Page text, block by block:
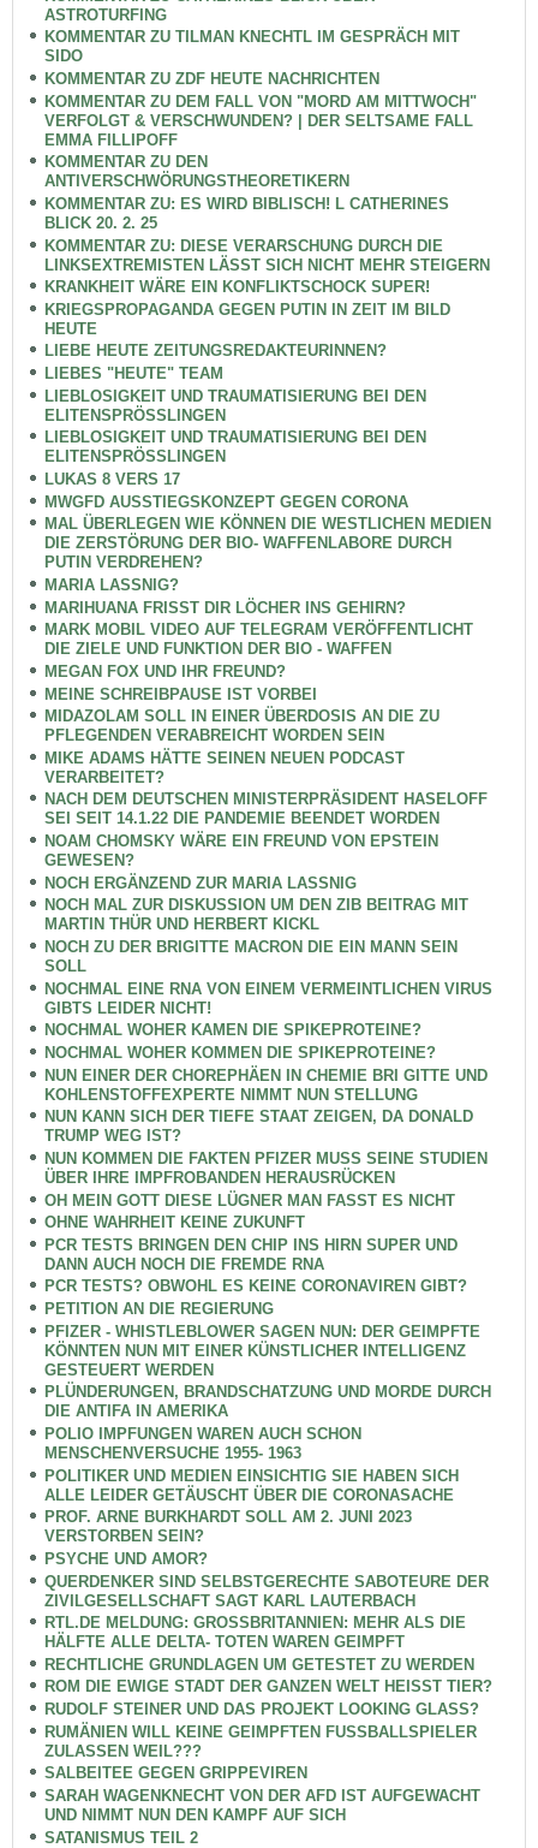
ASTROTURFING
KOMMENTAR ZU TILMAN KNECHTL IM GESPRÄCH MIT
SIDO
KOMMENTAR ZU ZDF HEUTE NACHRICHTEN
KOMMENTAR ZU DEM FALL VON "MORD AM MITTWOCH"
VERFOLGT & VERSCHWUNDEN? | DER SELTSAME FALL
EMMA FILLIPOFF
KOMMENTAR ZU DEN
ANTIVERSCHWÖRUNGSTHEORETIKERN
KOMMENTAR ZU: ES WIRD BIBLISCH! L CATHERINES
BLICK 20. 2. 25
KOMMENTAR ZU: DIESE VERARSCHUNG DURCH DIE
LINKSEXTREMISTEN LÄSST SICH NICHT MEHR STEIGERN
KRANKHEIT WÄRE EIN KONFLIKTSCHOCK SUPER!
KRIEGSPROPAGANDA GEGEN PUTIN IN ZEIT IM BILD
HEUTE
LIEBE HEUTE ZEITUNGSREDAKTEURINNEN?
LIEBES "HEUTE" TEAM
LIEBLOSIGKEIT UND TRAUMATISIERUNG BEI DEN
ELITENSPRÖSSLINGEN
LIEBLOSIGKEIT UND TRAUMATISIERUNG BEI DEN
ELITENSPRÖSSLINGEN
LUKAS 8 VERS 17
MWGFD AUSSTIEGSKONZEPT GEGEN CORONA
MAL ÜBERLEGEN WIE KÖNNEN DIE WESTLICHEN MEDIEN
DIE ZERSTÖRUNG DER BIO- WAFFENLABORE DURCH
PUTIN VERDREHEN?
MARIA LASSNIG?
MARIHUANA FRISST DIR LÖCHER INS GEHIRN?
MARK MOBIL VIDEO AUF TELEGRAM VERÖFFENTLICHT
DIE ZIELE UND FUNKTION DER BIO - WAFFEN
MEGAN FOX UND IHR FREUND?
MEINE SCHREIBPAUSE IST VORBEI
MIDAZOLAM SOLL IN EINER ÜBERDOSIS AN DIE ZU
PFLEGENDEN VERABREICHT WORDEN SEIN
MIKE ADAMS HÄTTE SEINEN NEUEN PODCAST
VERARBEITET?
NACH DEM DEUTSCHEN MINISTERPRÄSIDENT HASELOFF
SEI SEIT 14.1.22 DIE PANDEMIE BEENDET WORDEN
NOAM CHOMSKY WÄRE EIN FREUND VON EPSTEIN
GEWESEN?
NOCH ERGÄNZEND ZUR MARIA LASSNIG
NOCH MAL ZUR DISKUSSION UM DEN ZIB BEITRAG MIT
MARTIN THÜR UND HERBERT KICKL
NOCH ZU DER BRIGITTE MACRON DIE EIN MANN SEIN
SOLL
NOCHMAL EINE RNA VON EINEM VERMEINTLICHEN VIRUS
GIBTS LEIDER NICHT!
NOCHMAL WOHER KAMEN DIE SPIKEPROTEINE?
NOCHMAL WOHER KOMMEN DIE SPIKEPROTEINE?
NUN EINER DER CHOREPHÄEN IN CHEMIE BRI GITTE UND
KOHLENSTOFFEXPERTE NIMMT NUN STELLUNG
NUN KANN SICH DER TIEFE STAAT ZEIGEN, DA DONALD
TRUMP WEG IST?
NUN KOMMEN DIE FAKTEN PFIZER MUSS SEINE STUDIEN
ÜBER IHRE IMPFROBANDEN HERAUSRÜCKEN
OH MEIN GOTT DIESE LÜGNER MAN FASST ES NICHT
OHNE WAHRHEIT KEINE ZUKUNFT
PCR TESTS BRINGEN DEN CHIP INS HIRN SUPER UND
DANN AUCH NOCH DIE FREMDE RNA
PCR TESTS? OBWOHL ES KEINE CORONAVIREN GIBT?
PETITION AN DIE REGIERUNG
PFIZER - WHISTLEBLOWER SAGEN NUN: DER GEIMPFTE
KÖNNTEN NUN MIT EINER KÜNSTLICHER INTELLIGENZ
GESTEUERT WERDEN
PLÜNDERUNGEN, BRANDSCHATZUNG UND MORDE DURCH
DIE ANTIFA IN AMERIKA
POLIO IMPFUNGEN WAREN AUCH SCHON
MENSCHENVERSUCHE 1955- 1963
POLITIKER UND MEDIEN EINSICHTIG SIE HABEN SICH
ALLE LEIDER GETÄUSCHT ÜBER DIE CORONASACHE
PROF. ARNE BURKHARDT SOLL AM 2. JUNI 2023
VERSTORBEN SEIN?
PSYCHE UND AMOR?
QUERDENKER SIND SELBSTGERECHTE SABOTEURE DER
ZIVILGESELLSCHAFT SAGT KARL LAUTERBACH
RTL.DE MELDUNG: GROSSBRITANNIEN: MEHR ALS DIE
HÄLFTE ALLE DELTA- TOTEN WAREN GEIMPFT
RECHTLICHE GRUNDLAGEN UM GETESTET ZU WERDEN
ROM DIE EWIGE STADT DER GANZEN WELT HEISST TIER?
RUDOLF STEINER UND DAS PROJEKT LOOKING GLASS?
RUMÄNIEN WILL KEINE GEIMPFTEN FUSSBALLSPIELER
ZULASSEN WEIL???
SALBEITEE GEGEN GRIPPEVIREN
SARAH WAGENKNECHT VON DER AFD IST AUFGEWACHT
UND NIMMT NUN DEN KAMPF AUF SICH
SATANISMUS TEIL 2